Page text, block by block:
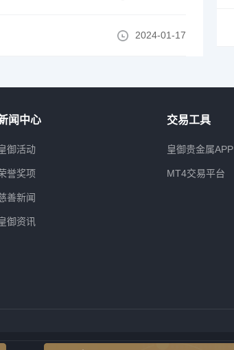
2024-01-17
闻中心
御活动
誉奖项
善新闻
御资讯
交易工具
皇御贵金属APP
MT4交易平台